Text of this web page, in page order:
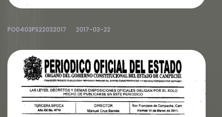
PO0403PS22032017 2017-03-22